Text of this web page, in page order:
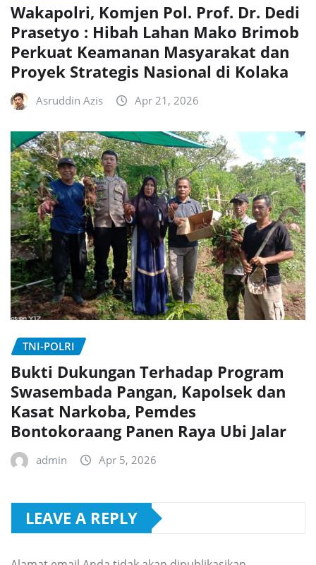
Wakapolri, Komjen Pol. Prof. Dr. Dedi
Prasetyo : Hibah Lahan Mako Brimob
Perkuat Keamanan Masyarakat dan
Proyek Strategis Nasional di Kolaka
Asruddin Azis Apr 21, 2026
TNI-POLRI
Bukti Dukungan Terhadap Program
Swasembada Pangan, Kapolsek dan
Kasat Narkoba, Pemdes
Bontokoraang Panen Raya Ubi Jalar
admin Apr 5, 2026
LEAVE A REPLY